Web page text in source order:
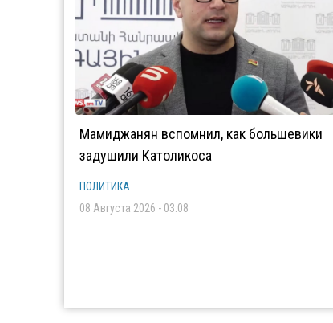
Мамиджанян вспомнил, как большевики
задушили Католикоса
ПОЛИТИКА
08 Августа 2026 - 03:08